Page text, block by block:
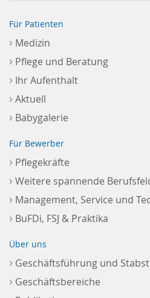
Für Patienten
› Medizin
› Pflege und Beratung
› Ihr Aufenthalt
› Aktuell
› Babygalerie
Für Bewerber
› Pflegekräfte
› Weitere spannende
› Management, Service und
› BuFDi, FSJ & Praktika
Über uns
› Geschäftsführung und
› Geschäftsbereiche